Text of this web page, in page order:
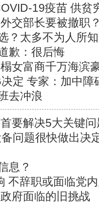
19疫苗 供贫
交部长要被撤职
？太多不为人所
歉：很后悔
女富商千万海滨
定 专家：加中障
去冲浪
要解决5大关键问
问题很快做出决
息？
不辞职或面临党
府面临的旧挑战